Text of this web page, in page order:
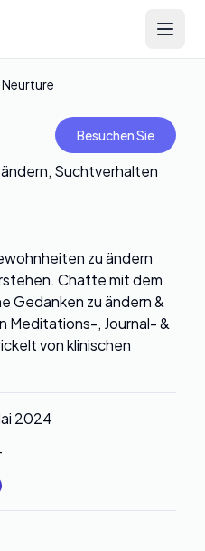
Open
Neurture
Besuchen Sie
Suchtverhalten
zu ändern
Chatte mit dem
Gedanken zu ändern &
Meditations-, Journal- &
von klinischen
2024